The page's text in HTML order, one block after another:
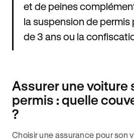
et de peines
la suspension de permis
de 3 ans ou la
Assurer une voiture
permis : quelle
?
Choisir une assurance pour son